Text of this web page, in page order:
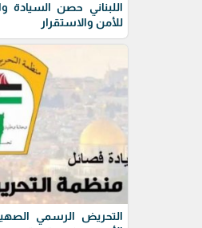
اللبناني حصن السيادة
للأمن والاستقرار
التحريض الرسمي